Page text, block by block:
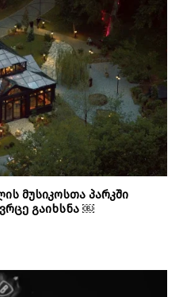
მუსიკოსთა პარკში
გაიხსნა ￼